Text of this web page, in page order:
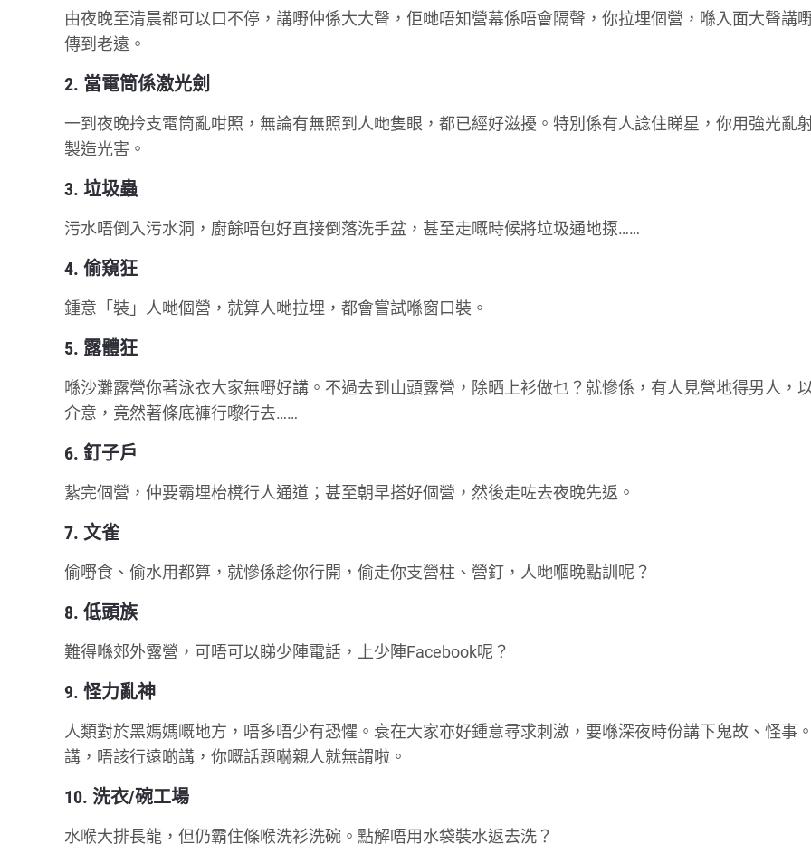
由夜晚至清晨都可以口不停，講嘢仲係大大聲，佢哋唔知營幕係唔會隔聲，你拉埋個營，喺入面大聲講
傳到老遠。
2. 當電筒係激光劍
一到夜晚拎支電筒亂咁照，無論有無照到人哋隻眼，都已經好滋擾。特別係有人諗住睇星，你用強光亂
製造光害。
3. 垃圾蟲
污水唔倒入污水洞，廚餘唔包好直接倒落洗手盆，甚至走嘅時候將垃圾通地揼……
4. 偷窺狂
鍾意「裝」人哋個營，就算人哋拉埋，都會嘗試喺窗口裝。
5. 露體狂
喺沙灘露營你著泳衣大家無嘢好講。不過去到山頭露營，除晒上衫做乜？就慘係，有人見營地得男人，
介意，竟然著條底褲行嚟行去……
6. 釘子戶
紥完個營，仲要霸埋枱櫈行人通道；甚至朝早搭好個營，然後走咗去夜晚先返。
7. 文雀
偷嘢食、偷水用都算，就慘係趁你行開，偷走你支營柱、營釘，人哋嗰晚點訓呢？
8. 低頭族
難得喺郊外露營，可唔可以睇少陣電話，上少陣Facebook呢？
9. 怪力亂神
人類對於黑媽媽嘅地方，唔多唔少有恐懼。衰在大家亦好鍾意尋求刺激，要喺深夜時份講下鬼故、怪事
講，唔該行遠啲講，你嘅話題嚇親人就無謂啦。
10. 洗衣/碗工場
水喉大排長龍，但仍霸住條喉洗衫洗碗。點解唔用水袋裝水返去洗？